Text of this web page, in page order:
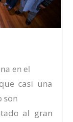
en el
casi una
son
al gran